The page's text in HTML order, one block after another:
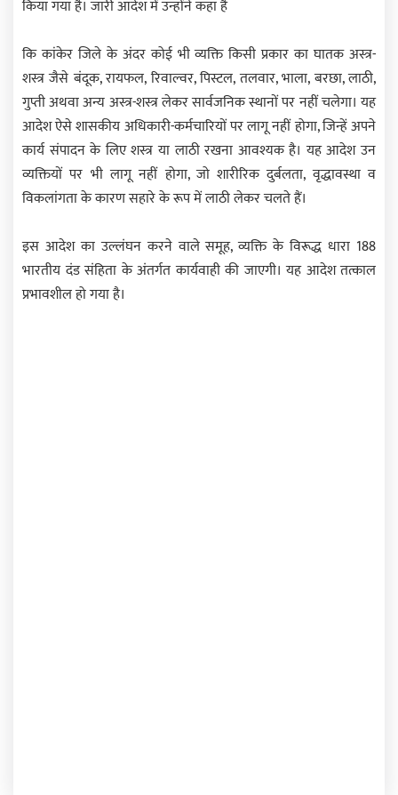
किया गया है। जारी आदेश में उन्होंने कहा है
कि कांकेर जिले के अंदर कोई भी व्यक्ति किसी प्रकार का घातक अस्त्र-
शस्त्र जैसे बंदूक, रायफल, रिवाल्वर, पिस्टल, तलवार, भाला, बरछा, लाठी,
गुप्ती अथवा अन्य अस्त्र-शस्त्र लेकर सार्वजनिक स्थानों पर नहीं चलेगा। यह
आदेश ऐसे शासकीय अधिकारी-कर्मचारियों पर लागू नहीं होगा, जिन्हें अपने
कार्य संपादन के लिए शस्त्र या लाठी रखना आवश्यक है। यह आदेश उन
व्यक्तियों पर भी लागू नहीं होगा, जो शारीरिक दुर्बलता, वृद्धावस्था व
विकलांगता के कारण सहारे के रूप में लाठी लेकर चलते हैं।
इस आदेश का उल्लंघन करने वाले समूह, व्यक्ति के विरूद्ध धारा 188
भारतीय दंड संहिता के अंतर्गत कार्यवाही की जाएगी। यह आदेश तत्काल
प्रभावशील हो गया है।